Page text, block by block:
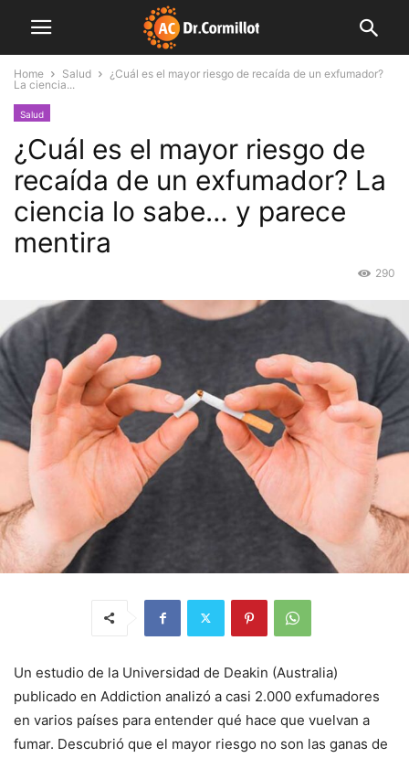
Home Salud
¿Cuál es el mayor riesgo de recaída de un exfumador?
La ciencia...
Salud
¿Cuál es el mayor riesgo de
recaída de un exfumador? La
ciencia lo sabe… y parece
mentira
290
Un estudio de la Universidad de Deakin (Australia)
publicado en Addiction analizó a casi 2.000 exfumadores
en varios países para entender qué hace que vuelvan a
fumar. Descubrió que el mayor riesgo no son las ganas de